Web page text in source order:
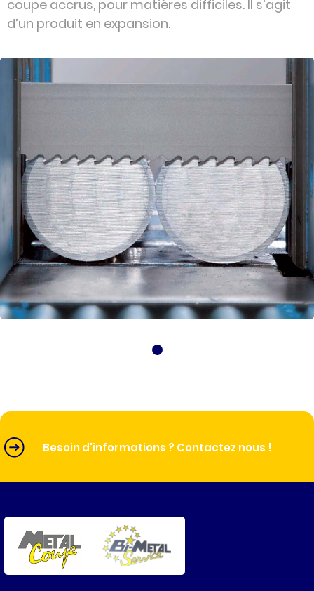
coupe accrus, pour matières difficiles. Il s’agit
d’un produit en expansion.
Besoin d'informations ? Contactez nous !